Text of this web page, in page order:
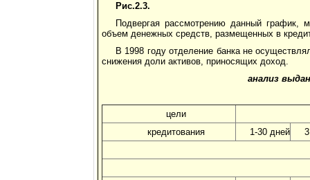
Рис.2.3.
Подвергая рассмотрению данный график,
объем денежных средств, размещенных в
В 1998 году отделение банка не
снижения доли активов, приносящих доход.
анализ
цели
кредитования
1-30 дней